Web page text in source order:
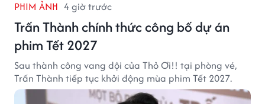
PHIM ẢNH 4 giờ trước
Trấn Thành chính thức công bố dự án
phim Tết 2027
Sau thành công vang dội của Thỏ Ơi!! tại phòng vé,
Trấn Thành tiếp tục khởi động mùa phim Tết 2027.